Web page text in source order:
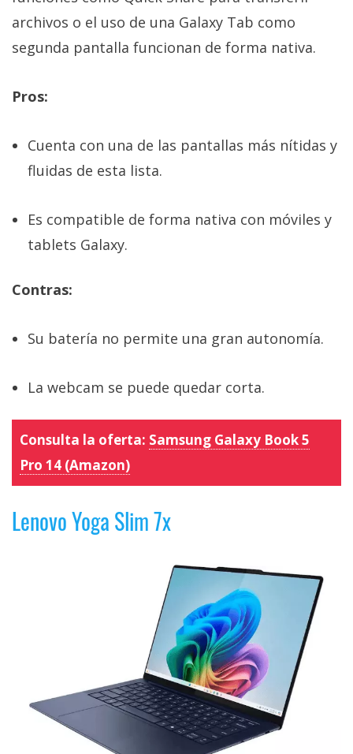
archivos o el uso de una Galaxy Tab como
segunda pantalla funcionan de forma nativa.
Pros:
Cuenta con una de las pantallas más nítidas y
fluidas de esta lista.
Es compatible de forma nativa con móviles y
tablets Galaxy.
Contras:
Su batería no permite una gran autonomía.
La webcam se puede quedar corta.
Consulta la oferta: Samsung Galaxy Book 5
Pro 14 (Amazon)
Lenovo Yoga Slim 7x